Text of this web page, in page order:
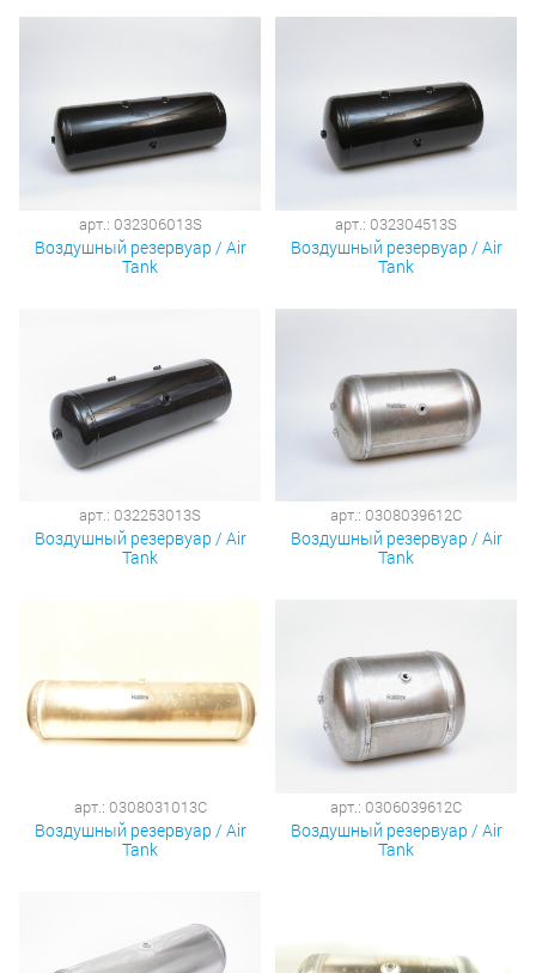
арт.: 032306013S
Воздушный резервуар / Air
Tank
арт.: 032304513S
Воздушный резервуар / Air
Tank
арт.: 032253013S
Воздушный резервуар / Air
Tank
арт.: 0308039612C
Воздушный резервуар / Air
Tank
арт.: 0308031013C
Воздушный резервуар / Air
Tank
арт.: 0306039612C
Воздушный резервуар / Air
Tank